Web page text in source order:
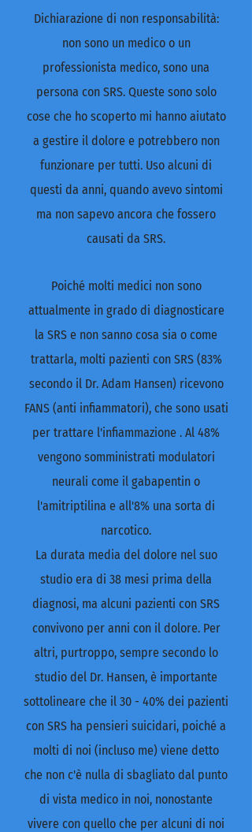
Dichiarazione di non responsabilità:
non sono un medico o un
professionista medico, sono una
persona con SRS. Queste sono solo
cose che ho scoperto mi hanno aiutato
a gestire il dolore e potrebbero non
funzionare per tutti. Uso alcuni di
questi da anni, quando avevo sintomi
ma non sapevo ancora che fossero
causati da SRS.
Poiché molti medici non sono
attualmente in grado di diagnosticare
la SRS e non sanno cosa sia o come
trattarla, molti pazienti con SRS (83%
secondo il Dr. Adam Hansen) ricevono
FANS (anti infiammatori), che sono usati
per trattare l'infiammazione . Al 48%
vengono somministrati modulatori
neurali come il gabapentin o
l'amitriptilina e all'8% una sorta di
narcotico.
La durata media del dolore nel suo
studio era di 38 mesi prima della
diagnosi, ma alcuni pazienti con SRS
convivono per anni con il dolore. Per
altri, purtroppo, sempre secondo lo
studio del Dr. Hansen, è importante
sottolineare che il 30 - 40% dei pazienti
con SRS ha pensieri suicidari, poiché a
molti di noi (incluso me) viene detto
che non c'è nulla di sbagliato dal punto
di vista medico in noi, nonostante
vivere con quello che per alcuni di noi